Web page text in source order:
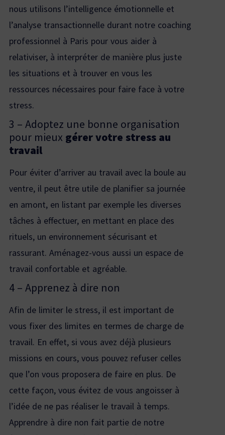
nous utilisons l’intelligence émotionnelle et
l’analyse transactionnelle durant notre coaching
professionnel à Paris pour vous aider à
relativiser, à interpréter de manière plus juste
les situations et à trouver en vous les
ressources nécessaires pour faire face à votre
stress.
3 – Adoptez une bonne organisation
pour mieux gérer votre stress au
travail
Pour éviter d’arriver au travail avec la boule au
ventre, il peut être utile de planifier sa journée
en amont, en listant par exemple les diverses
tâches à effectuer, en mettant en place des
rituels, un environnement sécurisant et
rassurant. Aménagez-vous aussi un espace de
travail confortable et agréable.
4 – Apprenez à dire non
Afin de limiter le stress, il est important de
vous fixer des limites en termes de charge de
travail. En effet, si vous avez déjà plusieurs
missions en cours, vous pouvez refuser celles
que l’on vous proposera de faire en plus. De
cette façon, vous évitez de vous angoisser à
l’idée de ne pas réaliser le travail à temps.
Apprendre à dire non fait partie de notre